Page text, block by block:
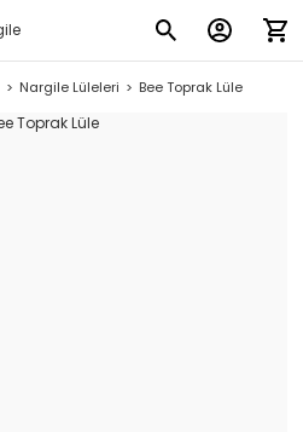
Nargile Lüleleri Bee Toprak Lüle